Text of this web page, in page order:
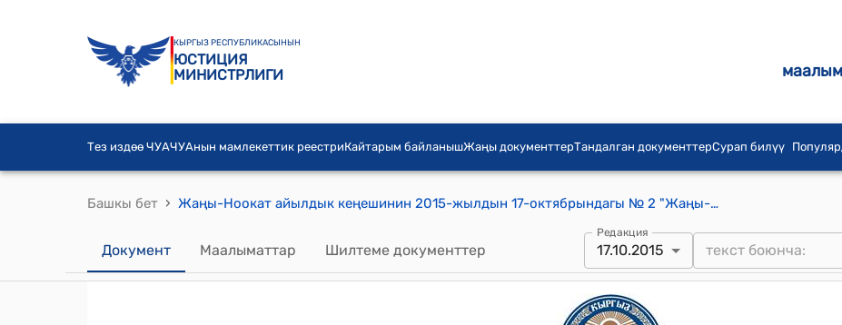
КЫРГЫЗ РЕСПУБЛИКАСЫНЫН
ЮСТИЦИЯ
МИНИСТРЛИГИ
Тез издөө ЧУАЧУАнын мамлекеттик реестриКайтарым байланышЖаңы документтерТандалган документтерСурап билүү
Башкы бет › Жаңы-Ноокат айылдык кеңешинин 2015-жылдын 17-октябрындагы № 2 "Жаңы-Ноокат айыл өкмөтүнүн Аксакалдар сотунун жаңы курамын бекитүү жөнүндө" токтому
Документ Маалыматтар Шилтеме документтер
Редакция
17.10.2015